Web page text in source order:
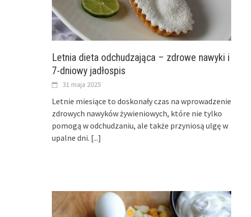
Letnia dieta odchudzająca – zdrowe nawyki i
7-dniowy jadłospis
31 maja 2025
Letnie miesiące to doskonały czas na wprowadzenie
zdrowych nawyków żywieniowych, które nie tylko
pomogą w odchudzaniu, ale także przyniosą ulgę w
upalne dni. [...]